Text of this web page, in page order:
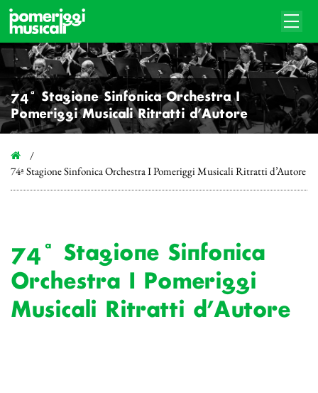
74ª Stagione Sinfonica Orchestra I
Pomeriggi Musicali Ritratti d’Autore
74ª Stagione Sinfonica Orchestra I Pomeriggi Musicali Ritratti d’Autore
74ª Stagione Sinfonica
Orchestra I Pomeriggi
Musicali Ritratti d’Autore